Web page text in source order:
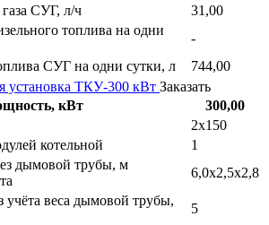
СУГ, л/ч
31,00
топлива на одни
-
СУГ на одни сутки, л
744,00
установка ТКУ-300 кВт Заказать
кВт
300,00
2х150
котельной
1
дымовой трубы, м
6,0х2,5х2,8
учёта веса дымовой трубы,
5